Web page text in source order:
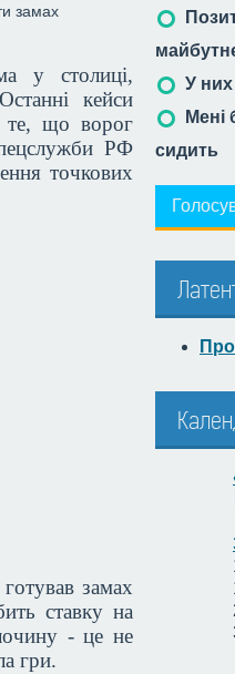
замах
у столиці,
кейси
те, що ворог
РФ
точкових
замах
ставку на
- це не
гри.
У
Мені
сидить